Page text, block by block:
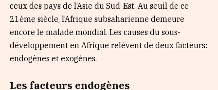
ceux des pays de l’Asie du Sud-Est. Au seuil de ce
21ème siècle, l’Afrique subsaharienne demeure
encore le malade mondial. Les causes du sous-
développement en Afrique relèvent de deux facteurs:
endogènes et exogènes.
Les facteurs endogènes